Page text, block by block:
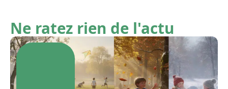
Ne ratez rien de l'actu